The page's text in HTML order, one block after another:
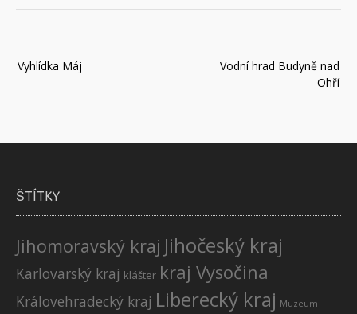
pro
Vodní hrad Budyně nad
Ohří
Vyhlídka Máj
ŠTÍTKY
Jihomoravský kraj Jihočeský kraj
Karlovarský kraj klášter kraj Vysočina
Královehradecký kraj Liberecký kraj Muzeum